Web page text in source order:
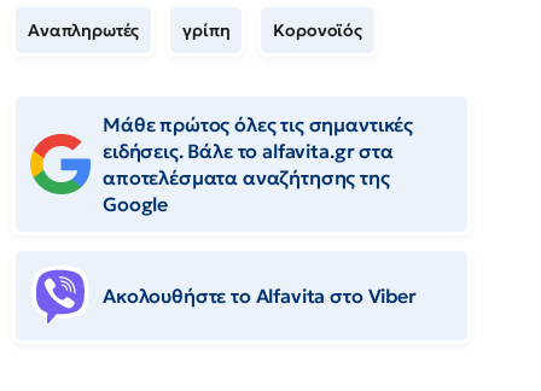
Αναπληρωτές γρίπη Κορονοϊός
Μάθε πρώτος όλες τις σημαντικές
ειδήσεις. Βάλε το alfavita.gr στα
αποτελέσματα αναζήτησης της
Google
Ακολουθήστε το Αlfavita στο Viber